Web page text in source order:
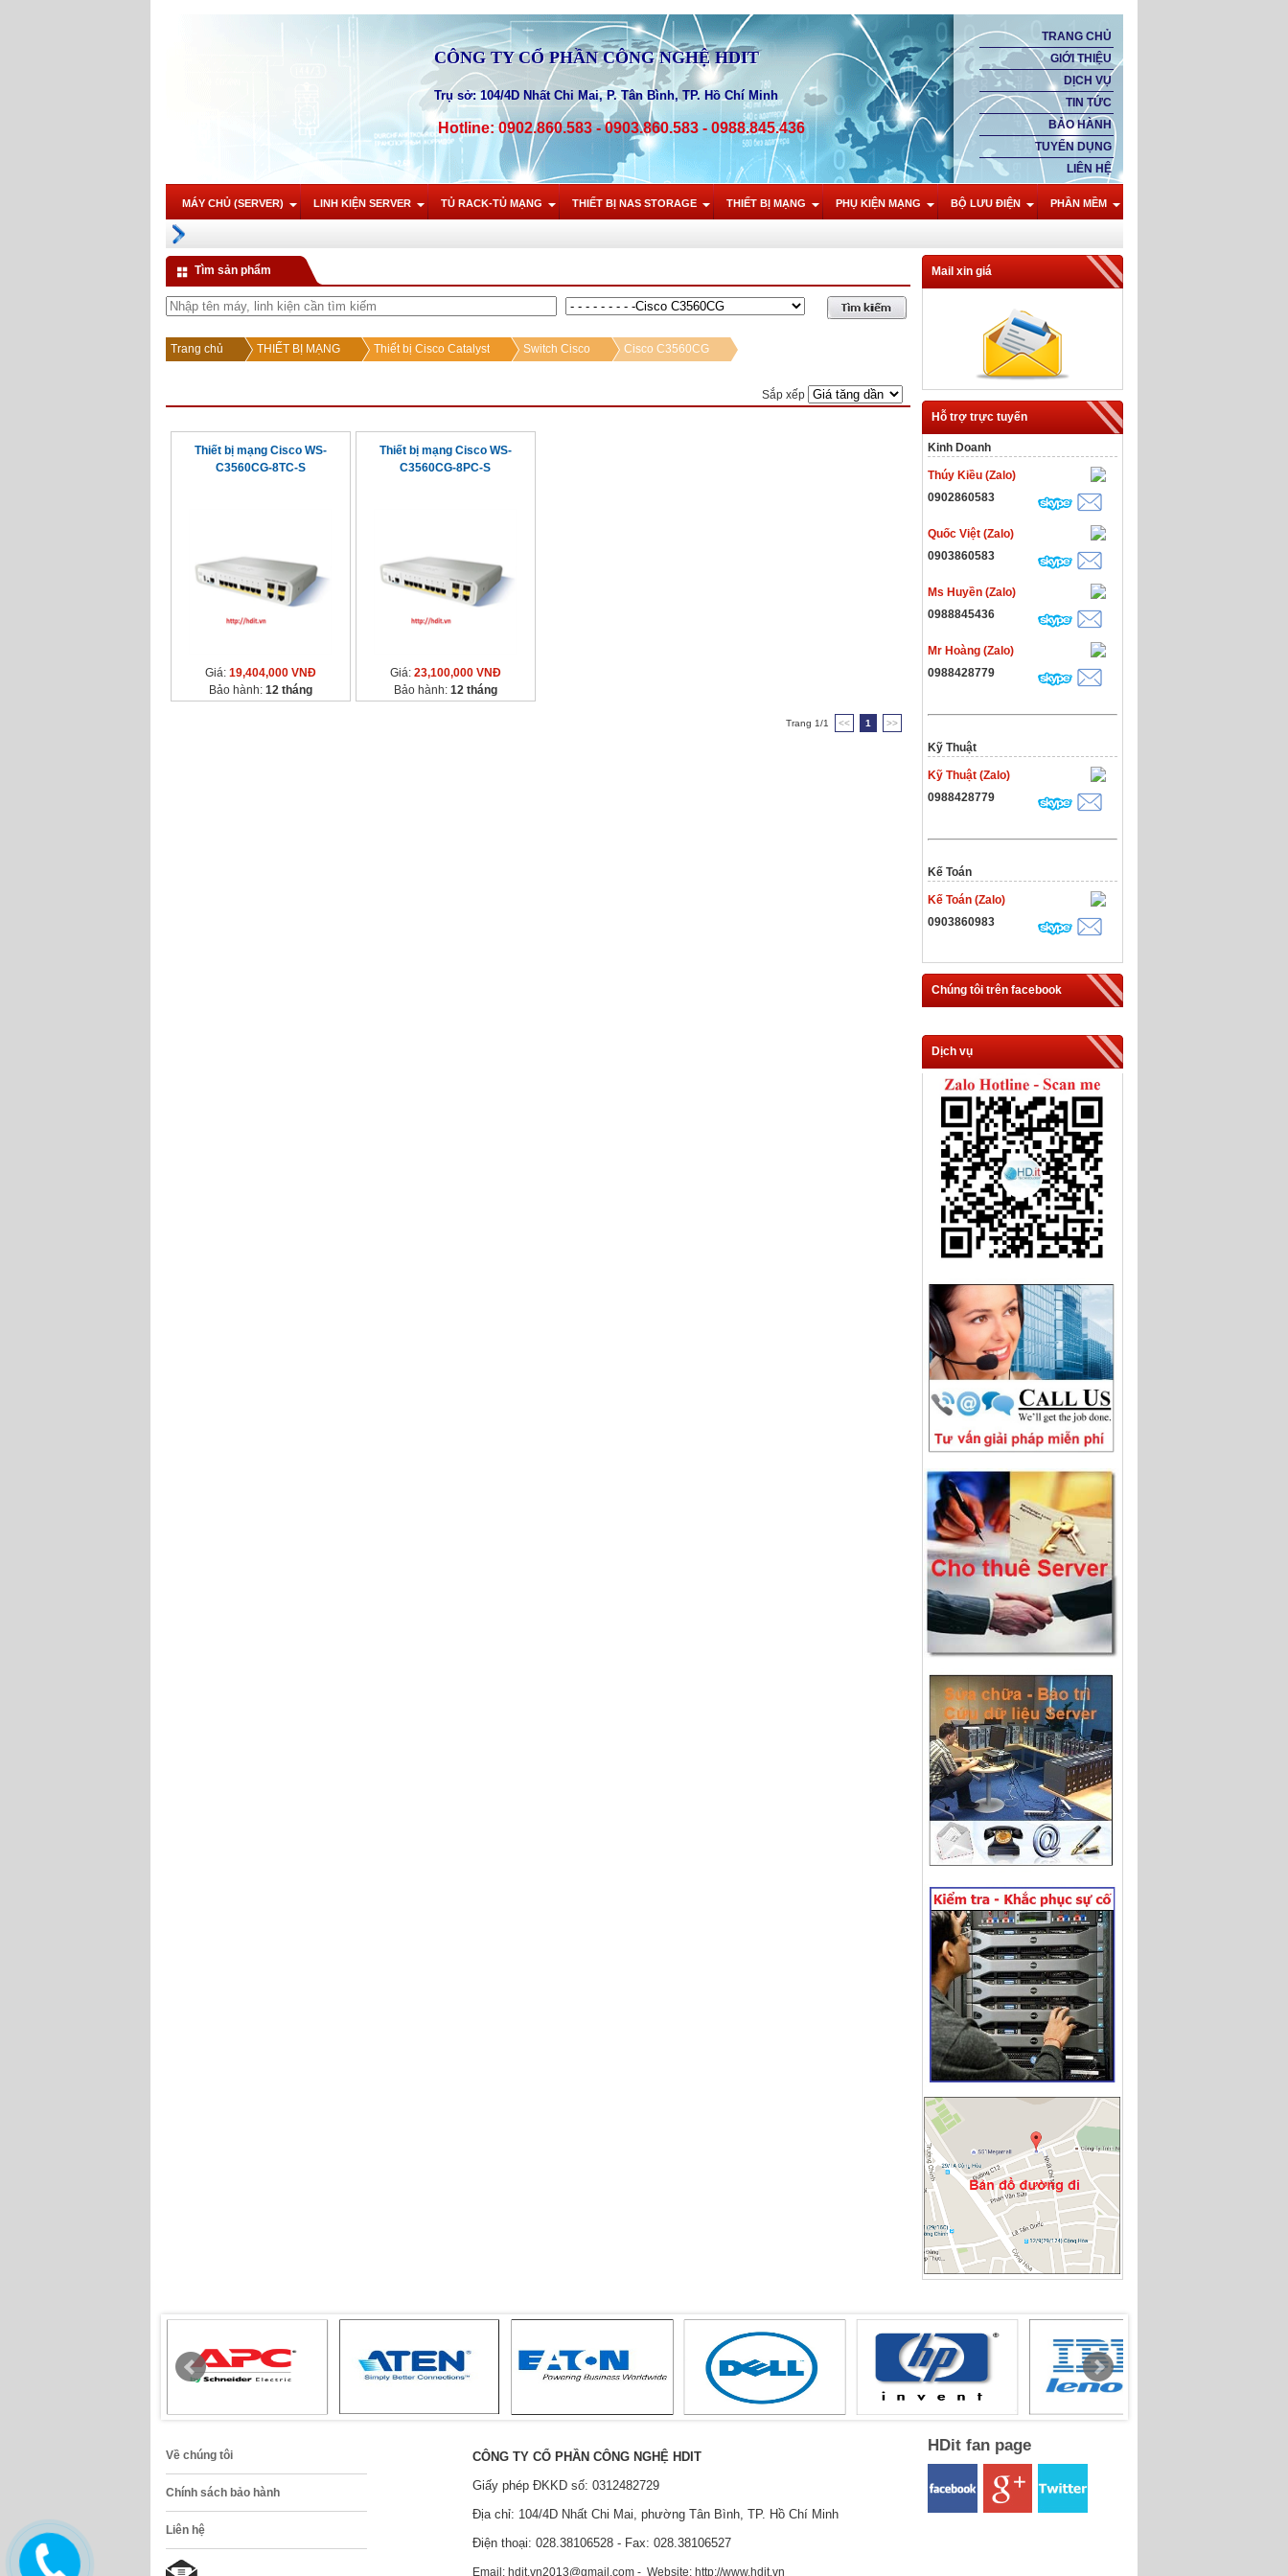
CÔNG TY CỔ PHẦN CÔNG NGHỆ HDIT
Trụ sở: 104/4D Nhất Chi Mai, P. Tân Bình, TP. Hồ Chí Minh
Hotline: 0902.860.583 - 0903.860.583 - 0988.845.436
TRANG CHỦ
GIỚI THIỆU
DỊCH VỤ
TIN TỨC
BẢO HÀNH
TUYỂN DỤNG
LIÊN HỆ
MÁY CHỦ (SERVER) LINH KIỆN SERVER TỦ RACK-TỦ MẠNG THIẾT BỊ NAS STORAGE THIẾT BỊ MẠNG PHỤ KIỆN MẠNG BỘ LƯU ĐIỆN PHẦN MỀM
Tìm sản phẩm
Trang chủ THIẾT BỊ MẠNG Thiết bị Cisco Catalyst Switch Cisco Cisco C3560CG
Sắp xếp
Thiết bị mạng Cisco WS-
C3560CG-8TC-S
Giá: 19,404,000 VNĐ
Bảo hành: 12 tháng
Thiết bị mạng Cisco WS-
C3560CG-8PC-S
Giá: 23,100,000 VNĐ
Bảo hành: 12 tháng
Trang 1/1 << 1 >>
Mail xin giá
Hỗ trợ trực tuyến
Kinh Doanh
Thúy Kiều (Zalo)
0902860583
Quốc Việt (Zalo)
0903860583
Ms Huyền (Zalo)
0988845436
Mr Hoàng (Zalo)
0988428779
Kỹ Thuật
Kỹ Thuật (Zalo)
0988428779
Kế Toán
Kế Toán (Zalo)
0903860983
Chúng tôi trên facebook
Dịch vụ
Về chúng tôi
Chính sách bảo hành
Liên hệ
CÔNG TY CỔ PHẦN CÔNG NGHỆ HDIT
Giấy phép ĐKKD số: 0312482729
Địa chỉ: 104/4D Nhất Chi Mai, phường Tân Bình, TP. Hồ Chí Minh
Điện thoại: 028.38106528 - Fax: 028.38106527
Email: hdit.vn2013@gmail.com - Website: http://www.hdit.vn
HDit fan page